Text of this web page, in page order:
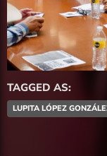
TAGGED AS:
LUPITA LÓPEZ